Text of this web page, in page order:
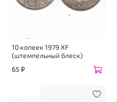
10 копеек 1979 XF
(штемпельный блеск)
65 ₽